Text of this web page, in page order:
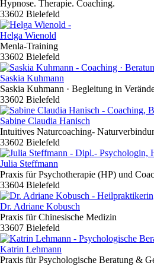
Hypnose. Therapie. Coaching.
33602 Bielefeld
Helga Wienold
Menla-Training
33602 Bielefeld
Saskia Kuhmann
Saskia Kuhmann · Begleitung in
33602 Bielefeld
Sabine Claudia Hanisch
Intuitives Naturcoaching-
33602 Bielefeld
Julia Steffmann
Praxis für Psychotherapie (HP) und
33604 Bielefeld
Dr. Adriane Kobusch
Praxis für Chinesische Medizin
33607 Bielefeld
Katrin Lehmann
Praxis für Psychologische Beratung &